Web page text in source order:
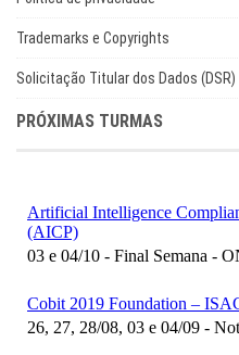
Trademarks e Copyrights
Solicitação Titular dos Dados (DSR)
PRÓXIMAS TURMAS